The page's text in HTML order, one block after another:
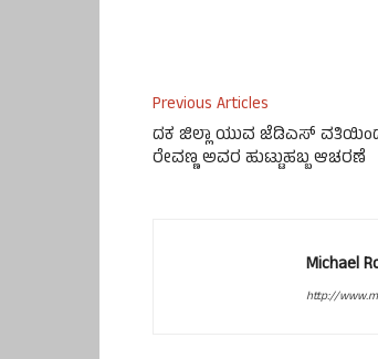
Previous Articles
ದಕ ಜಿಲ್ಲಾ ಯುವ ಜೆಡಿಎಸ್
ರೇವಣ್ಣ ಅವರ ಹುಟ್ಟುಹಬ್ಬ ಆಚರಣೆ
Michael
http://